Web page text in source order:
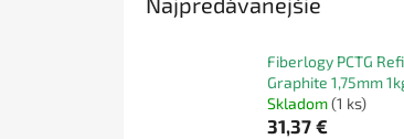
Fiberlogy PCTG
Graphite 1,75mm
Skladom(1 ks)
31,37 €